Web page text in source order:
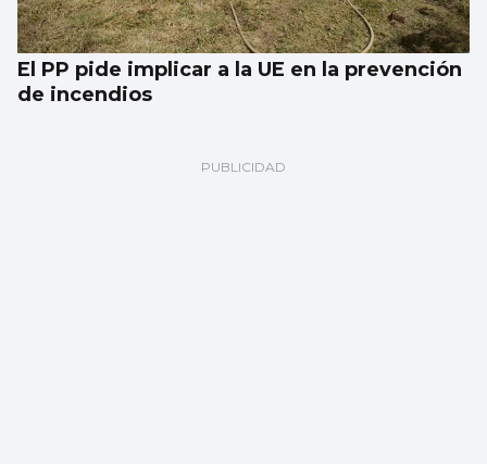
El PP pide implicar a la UE en la prevención
de incendios